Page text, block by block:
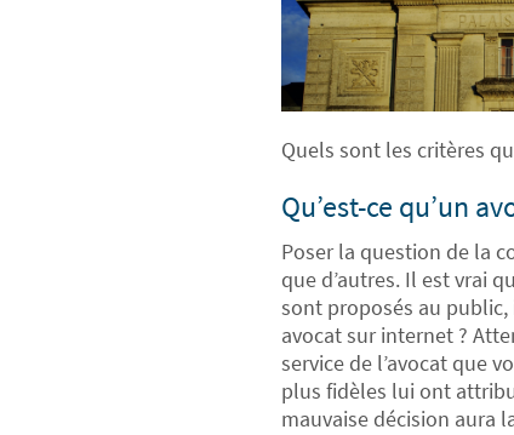
Quels sont les critères
Qu’est-ce qu’un
Poser la question de la
que d’autres. Il est vrai
sont proposés au
avocat sur internet ?
service de l’avocat que
plus fidèles lui ont
mauvaise décision aura